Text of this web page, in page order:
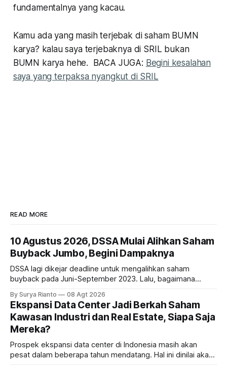
fundamentalnya yang kacau.
Kamu ada yang masih terjebak di saham BUMN
karya? kalau saya terjebaknya di SRIL bukan
BUMN karya hehe. BACA JUGA: Begini kesalahan
saya yang terpaksa nyangkut di SRIL
READ MORE
10 Agustus 2026, DSSA Mulai Alihkan Saham
Buyback Jumbo, Begini Dampaknya
DSSA lagi dikejar deadline untuk mengalihkan saham
buyback pada Juni-September 2023. Lalu, bagaimana
By Surya Rianto 08 Agt 2026
Ekspansi Data Center Jadi Berkah Saham
Kawasan Industri dan Real Estate, Siapa Saja
Mereka?
Prospek ekspansi data center di Indonesia masih akan
pesat dalam beberapa tahun mendatang. Hal ini dinilai akan